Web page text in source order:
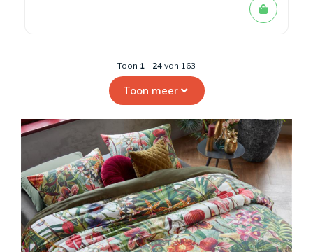
Toon 1 - 24 van 163
Toon meer